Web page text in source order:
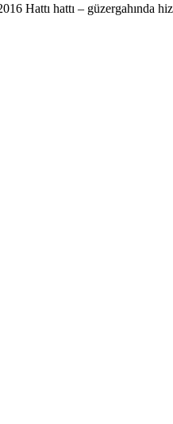
Hattı hattı – güzergahında